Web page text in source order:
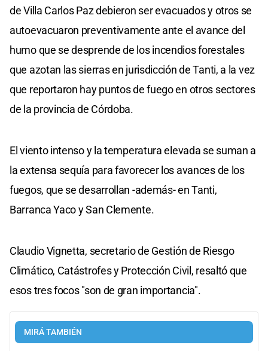
seconds
de Villa Carlos Paz debieron ser evacuados y otros se
autoevacuaron preventivamente ante el avance del
humo que se desprende de los incendios forestales
que azotan las sierras en jurisdicción de Tanti, a la vez
que reportaron hay puntos de fuego en otros sectores
de la provincia de Córdoba.
El viento intenso y la temperatura elevada se suman a
la extensa sequía para favorecer los avances de los
fuegos, que se desarrollan -además- en Tanti,
Barranca Yaco y San Clemente.
Claudio Vignetta, secretario de Gestión de Riesgo
Climático, Catástrofes y Protección Civil, resaltó que
esos tres focos "son de gran importancia".
MIRÁ TAMBIÉN